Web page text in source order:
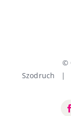
©
Szodruch |